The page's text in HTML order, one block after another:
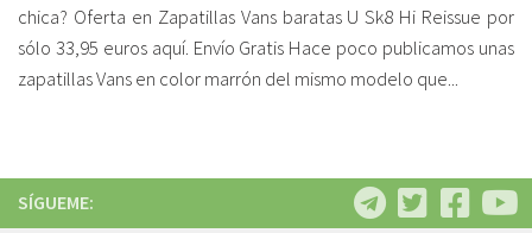
chica? Oferta en Zapatillas Vans baratas U Sk8 Hi Reissue por
sólo 33,95 euros aquí. Envío Gratis Hace poco publicamos unas
zapatillas Vans en color marrón del mismo modelo que...
SÍGUEME: